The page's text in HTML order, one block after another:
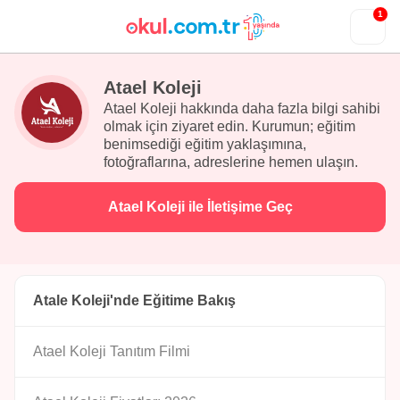
1
Atael Koleji
Atael Koleji hakkında daha fazla bilgi sahibi
olmak için ziyaret edin. Kurumun; eğitim
benimsediği eğitim yaklaşımına,
fotoğraflarına, adreslerine hemen ulaşın.
Atael Koleji ile İletişime Geç
Atale Koleji'nde Eğitime Bakış
Atael Koleji Tanıtım Filmi